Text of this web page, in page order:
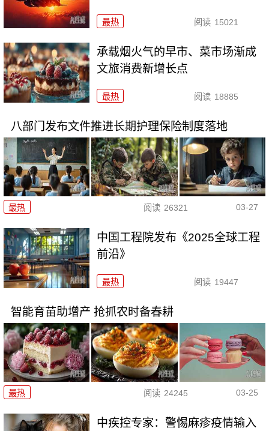
最热 阅读 15021
承载烟火气的早市、菜市场渐成
文旅消费新增长点
最热 阅读 18885
八部门发布文件推进长期护理保险制度落地
最热 阅读 26321 03-27
中国工程院发布《2025全球工程
前沿》
最热 阅读 19447
智能育苗助增产 抢抓农时备春耕
最热 阅读 24245 03-25
中疾控专家：警惕麻疹疫情输入